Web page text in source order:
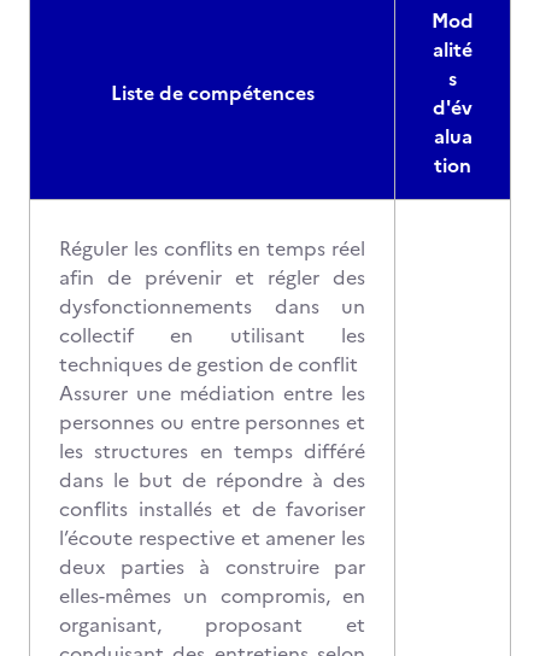
Liste de compétences
Mod
alité
s
d'év
alua
tion
Réguler les conflits en temps réel
afin de prévenir et régler des
dysfonctionnements dans un
collectif en utilisant les
techniques de gestion de conflit
Assurer une médiation entre les
personnes ou entre personnes et
les structures en temps différé
dans le but de répondre à des
conflits installés et de favoriser
l’écoute respective et amener les
deux parties à construire par
elles-mêmes un compromis, en
organisant, proposant et